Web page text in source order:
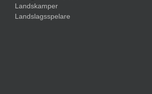
Landskamper
Landslagsspelare